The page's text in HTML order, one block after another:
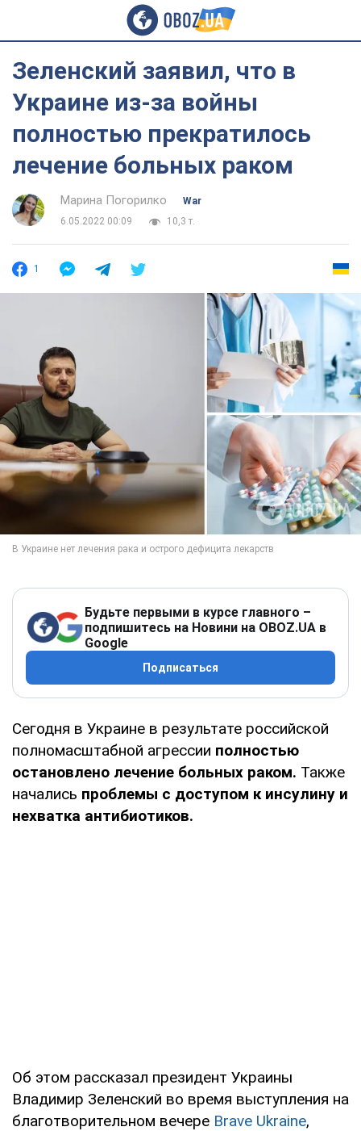
Зеленский заявил, что в
Украине из-за войны
полностью прекратилось
лечение больных раком
Марина Погорилко
War
6.05.2022 00:09
10,3 т.
1
Будьте первыми в курсе главного –
подпишитесь на Новини на OBOZ.UA в
Google
Подписаться
Сегодня в Украине в результате российской
полномасштабной агрессии полностью
остановлено лечение больных раком. Также
начались проблемы с доступом к инсулину и
нехватка антибиотиков.
Об этом рассказал президент Украины
Владимир Зеленский во время выступления на
благотворительном вечере Brave Ukraine,